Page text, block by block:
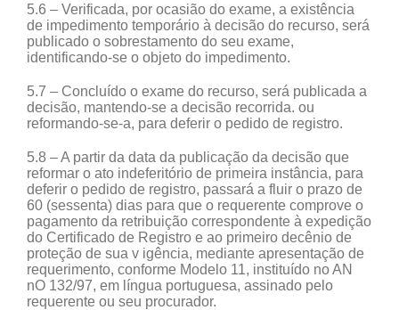
5.6 – Verificada, por ocasião do exame, a existência
de impedimento temporário à decisão do recurso, será
publicado o sobrestamento do seu exame,
identificando-se o objeto do impedimento.
5.7 – Concluído o exame do recurso, será publicada a
decisão, mantendo-se a decisão recorrida. ou
reformando-se-a, para deferir o pedido de registro.
5.8 – A partir da data da publicação da decisão que
reformar o ato indeferitório de primeira instância, para
deferir o pedido de registro, passará a fluir o prazo de
60 (sessenta) dias para que o requerente comprove o
pagamento da retribuição correspondente à expedição
do Certificado de Registro e ao primeiro decênio de
proteção de sua v igência, mediante apresentação de
requerimento, conforme Modelo 11, instituído no AN
nO 132/97, em língua portuguesa, assinado pelo
requerente ou seu procurador.